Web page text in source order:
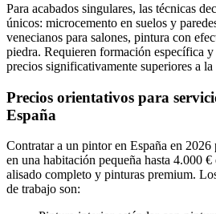
Para acabados singulares, las técnicas
únicos: microcemento en suelos y
venecianos para salones, pintura con
piedra. Requieren formación específica
precios significativamente superiores a la
Precios orientativos para
España
Contratar a un pintor en España en 2026
en una habitación pequeña hasta 4.000
alisado completo y pinturas premium.
de trabajo son: